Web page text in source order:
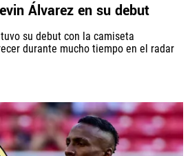
Álvarez en su debut
su debut con la camiseta
durante mucho tiempo en el radar